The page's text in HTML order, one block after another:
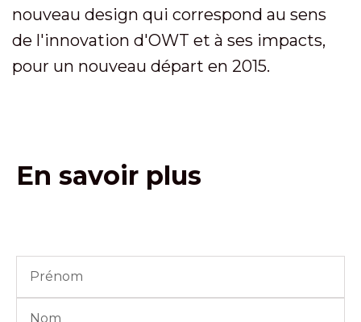
nouveau design qui correspond au sens
de l'innovation d'OWT et à ses impacts,
pour un nouveau départ en 2015.
En savoir plus